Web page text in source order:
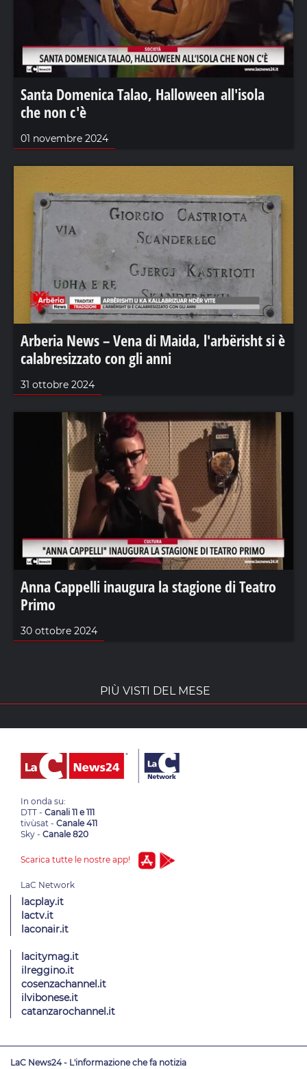
Santa Domenica Talao, Halloween all'isola
che non c'è
01 novembre 2024
Arberia News – Vena di Maida, l'arbërisht si è
calabresizzato con gli anni
31 ottobre 2024
Anna Cappelli inaugura la stagione di Teatro
Primo
30 ottobre 2024
PIÙ VISTI DEL MESE
In onda su:
DTT - Canali 11 e 111
tivùsat - Canale 411
Sky - Canale 820
Scarica tutte le nostre app!
lacplay.it
lactv.it
laconair.it
lacitymag.it
ilreggino.it
cosenzachannel.it
ilvibonese.it
catanzarochannel.it
LaC News24 - L'informazione che fa notizia